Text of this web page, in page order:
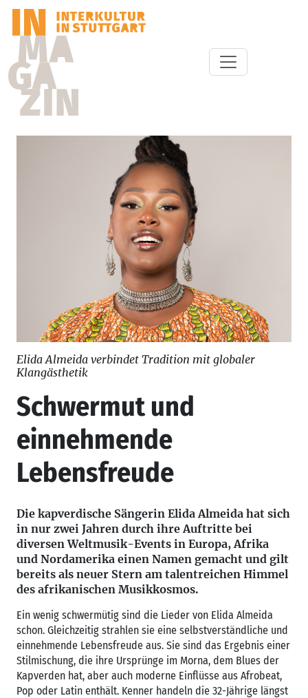
Elida Almeida verbindet Tradition mit globaler
Klangästhetik
Schwermut und
einnehmende
Lebensfreude
Die kapverdische Sängerin Elida Almeida hat sich
in nur zwei Jahren durch ihre Auftritte bei
diversen Weltmusik-Events in Europa, Afrika
und Nordamerika einen Namen gemacht und gilt
bereits als neuer Stern am talentreichen Himmel
des afrikanischen Musikkosmos.
Ein wenig schwermütig sind die Lieder von Elida Almeida
schon. Gleichzeitig strahlen sie eine selbstverständliche und
einnehmende Lebensfreude aus. Sie sind das Ergebnis einer
Stilmischung, die ihre Ursprünge im Morna, dem Blues der
Kapverden hat, aber auch moderne Einflüsse aus Afrobeat,
Pop oder Latin enthält. Kenner handeln die 32-Jährige längst